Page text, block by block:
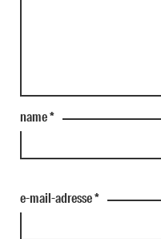
name*
e-mail-adresse*